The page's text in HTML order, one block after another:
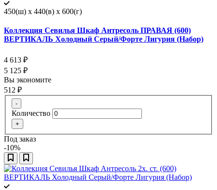
450(ш) x 440(в) x 600(г)
Коллекция Севилья Шкаф Антресоль ПРАВАЯ (600)
ВЕРТИКАЛЬ Холодный Серый/Форте Лигурия (Набор)
4 613 ₽
5 125 ₽
Вы экономите
512 ₽
-
Количество
+
Под заказ
-10%